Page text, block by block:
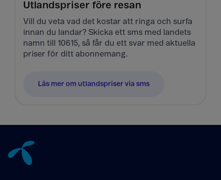
Utlandspriser före resan
Vill du veta vad det kostar att ringa och surfa
innan du landar? Skicka ett sms med landets
namn till 10615, så får du ett svar med aktuella
priser för ditt abonnemang.
Läs mer om utlandspriser via sms